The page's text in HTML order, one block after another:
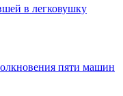
в легковушку
пяти машин